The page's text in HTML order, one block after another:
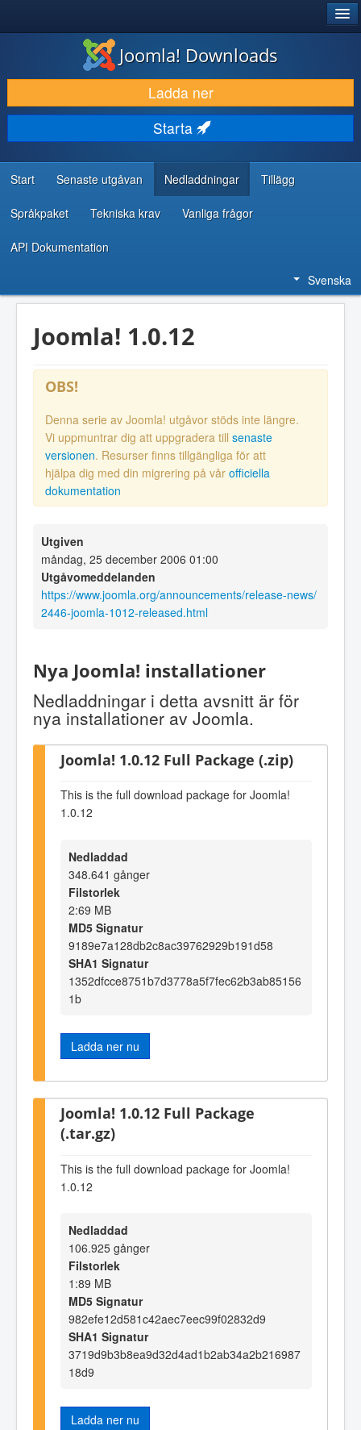
LADDA NER & UTÖKA
UPPTÄCK & LÄR
GEMENSKAP & SUPPORT
RESURSER FÖR UTVECKLARE
Joomla! Downloads
Ladda ner
Starta
Start Senaste utgåvan Nedladdningar Tillägg
Språkpaket Tekniska krav Vanliga frågor
API Dokumentation
Svenska
Joomla! 1.0.12
OBS!
Denna serie av Joomla! utgåvor stöds inte längre.
Vi uppmuntrar dig att uppgradera till senaste
versionen. Resurser finns tillgängliga för att
hjälpa dig med din migrering på vår officiella
dokumentation
Utgiven
måndag, 25 december 2006 01:00
Utgåvomeddelanden
https://www.joomla.org/announcements/release-news/
2446-joomla-1012-released.html
Nya Joomla! installationer
Nedladdningar i detta avsnitt är för
nya installationer av Joomla.
Joomla! 1.0.12 Full Package (.zip)
This is the full download package for Joomla!
1.0.12
Nedladdad
348.641 gånger
Filstorlek
2:69 MB
MD5 Signatur
9189e7a128db2c8ac39762929b191d58
SHA1 Signatur
1352dfcce8751b7d3778a5f7fec62b3ab85156
1b
Ladda ner nu
Joomla! 1.0.12 Full Package
(.tar.gz)
This is the full download package for Joomla!
1.0.12
Nedladdad
106.925 gånger
Filstorlek
1:89 MB
MD5 Signatur
982efe12d581c42aec7eec99f02832d9
SHA1 Signatur
3719d9b3b8ea9d32d4ad1b2ab34a2b216987
18d9
Ladda ner nu